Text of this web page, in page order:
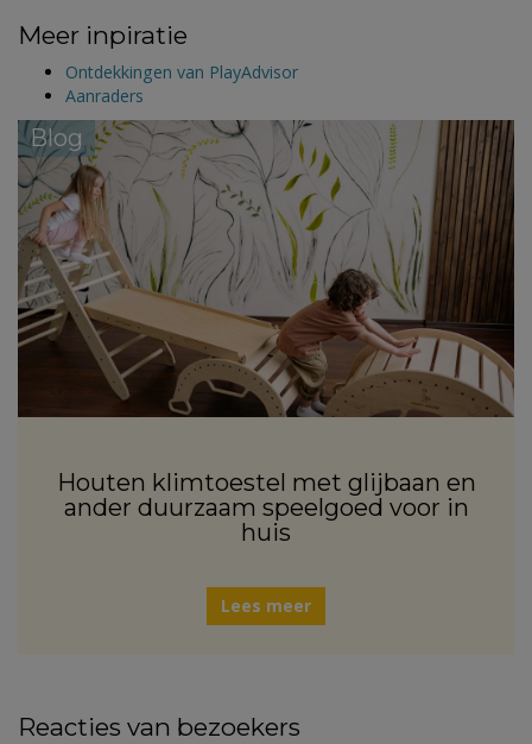
Meer inpiratie
Ontdekkingen van PlayAdvisor
Aanraders
Blog
Houten klimtoestel met glijbaan en
ander duurzaam speelgoed voor in
huis
Lees meer
Reacties van bezoekers